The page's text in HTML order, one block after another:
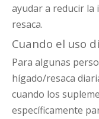
ayudar a reducir la
resaca.
Cuando el uso
Para algunas
hígado/resaca
cuando los
específicamente